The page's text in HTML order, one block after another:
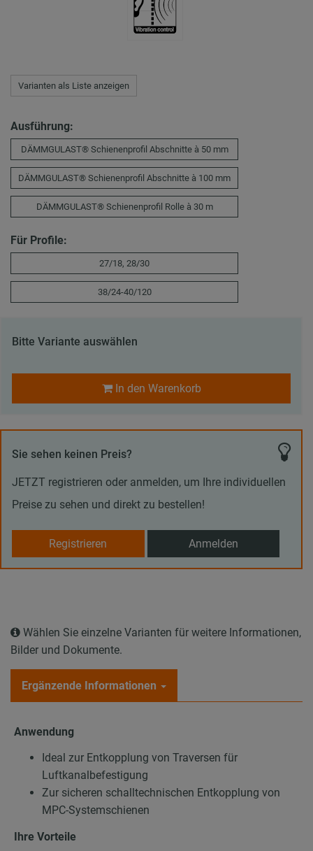
Varianten als Liste anzeigen
Ausführung:
DÄMMGULAST® Schienenprofil Abschnitte à 50 mm
DÄMMGULAST® Schienenprofil Abschnitte à 100 mm
DÄMMGULAST® Schienenprofil Rolle à 30 m
Für Profile:
27/18, 28/30
38/24-40/120
Bitte Variante auswählen
In den Warenkorb
Sie sehen keinen Preis?
JETZT registrieren oder anmelden, um Ihre individuellen
Preise zu sehen und direkt zu bestellen!
Registrieren Anmelden
Wählen Sie einzelne Varianten für weitere Informationen,
Bilder und Dokumente.
Ergänzende Informationen
Anwendung
Ideal zur Entkopplung von Traversen für
Luftkanalbefestigung
Zur sicheren schalltechnischen Entkopplung von
MPC-Systemschienen
Ihre Vorteile